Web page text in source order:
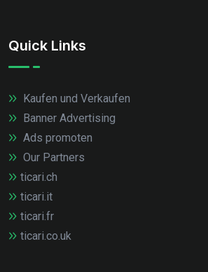
Quick Links
Kaufen und Verkaufen
Banner Advertising
Ads promoten
Our Partners
ticari.ch
ticari.it
ticari.fr
ticari.co.uk